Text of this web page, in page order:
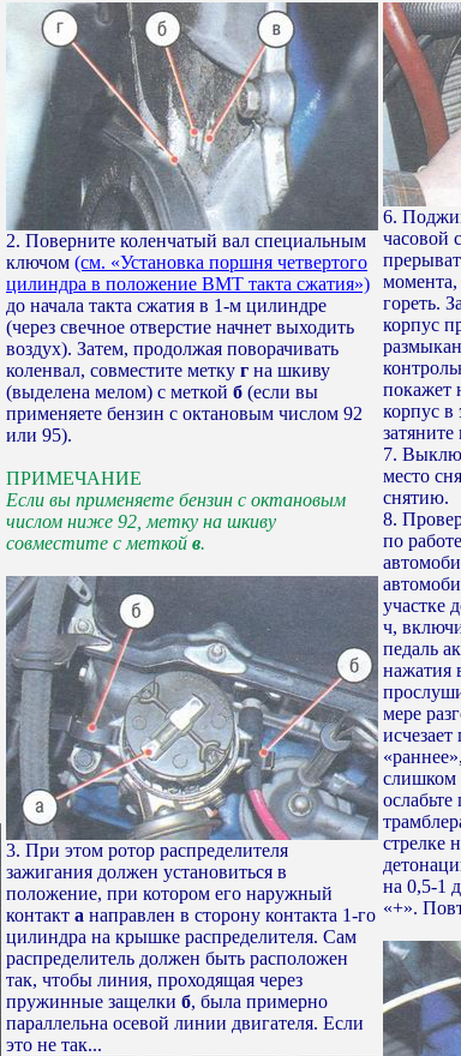
2. Поверните коленчатый вал специальным
ключом (см. «Установка поршня четвертого
цилиндра в положение ВМТ такта сжатия»)
до начала такта сжатия в 1-м цилиндре
(через свечное отверстие начнет выходить
воздух). Затем, продолжая поворачивать
коленвал, совместите метку г на шкиву
(выделена мелом) с меткой б (если вы
применяете бензин с октановым числом 92
или 95).
ПРИМЕЧАНИЕ
Если вы применяете бензин с октановым
числом ниже 92, метку на шкиву
совместите с меткой в.
3. При этом ротор распределителя
зажигания должен установиться в
положение, при котором его наружный
контакт а направлен в сторону контакта 1-го
цилиндра на крышке распределителя. Сам
распределитель должен быть расположен
так, чтобы линия, проходящая через
пружинные защелки б, была примерно
параллельна осевой линии двигателя. Если
это не так...
6.
часовой
момента,
гореть.
корпус
покажет
корпус в
7.
место
снятию.
8.
по
участке
ч,
педаль
нажатия
мере
слишком
стрелке
на 0,5-1
«+».